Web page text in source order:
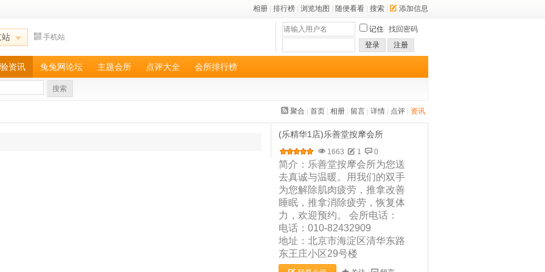
相册 排行榜 浏览地图 随便看看 搜索 添加信息
站 手机站
记住 找回密码
登录
注册
资讯 兔兔网论坛 主题会所 点评大全 会所排行榜
搜索
聚合 首页 相册 留言 详情 点评 资讯
(乐精华1店)乐善堂按摩会所
1663 1 0
简介：乐善堂按摩会所为您送
去真诚与温暖。用我们的双手
为您解除肌肉疲劳，推拿改善
睡眠，推拿消除疲劳，恢复体
力，欢迎预约。 会所电话：
电话：010-82432909
地址：北京市海淀区清华东路
东王庄小区29号楼